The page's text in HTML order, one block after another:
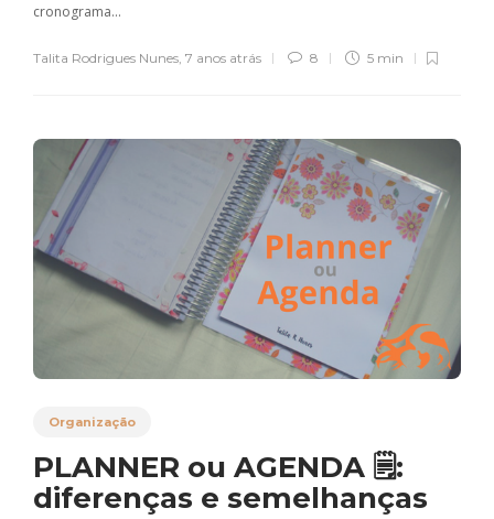
cronograma...
Talita Rodrigues Nunes 7 anos atrás 8 5 min
Organização
PLANNER ou AGENDA 🗒:
diferenças e semelhanças